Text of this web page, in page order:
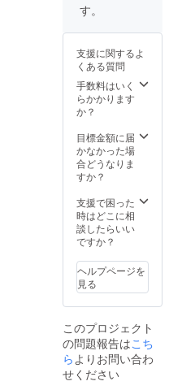
いう方
地に
しっか
りとイ
ンクを
染み込
す。 プ
リント
最大範
囲は
mで
す。 リ
ターン2
感謝の
を込め
て 支援
者さま
へお礼
キ２枚
を送ら
せて頂
きま
す。
す。
支援に関するよ
くある質問
手数料はいく
らかかります
か？
目標金額に届
かなかった場
合どうなりま
すか？
支援で困った
時はどこに相
談したらいい
ですか？
ヘルプページを
見る
このプロジェクト
の問題報告はこち
ら よりお問い合わ
せください